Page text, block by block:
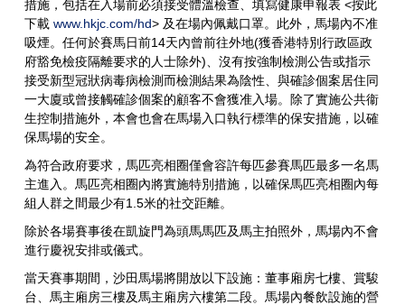
措施，包括在入場前必須接受體溫檢查、填寫健康申報表 <按此
下載www.hkjc.com/hd> 及在場內佩戴口罩。此外，馬場內不准
吸煙。任何於賽馬日前14天內曾前往外地(獲香港特別行政區政
府豁免檢疫隔離要求的人士除外)、沒有按強制檢測公告或指示
接受新型冠狀病毒病檢測而檢測結果為陰性、與確診個案居住同
一大廈或曾接觸確診個案的顧客不會獲准入場。除了實施公共衞
生控制措施外，本會也會在馬場入口執行標準的保安措施，以確
保馬場的安全。
為符合政府要求，馬匹亮相圈僅會容許每匹參賽馬匹最多一名馬
主進入。馬匹亮相圈內將實施特別措施，以確保馬匹亮相圈內每
組人群之間最少有1.5米的社交距離。
除於各場賽事後在凱旋門為頭馬馬匹及馬主拍照外，馬場內不會
進行慶祝安排或儀式。
當天賽事期間，沙田馬場將開放以下設施：董事廂房七樓、賞駿
台、馬主廂房三樓及馬主廂房六樓第二段。馬場內餐飲設施的營